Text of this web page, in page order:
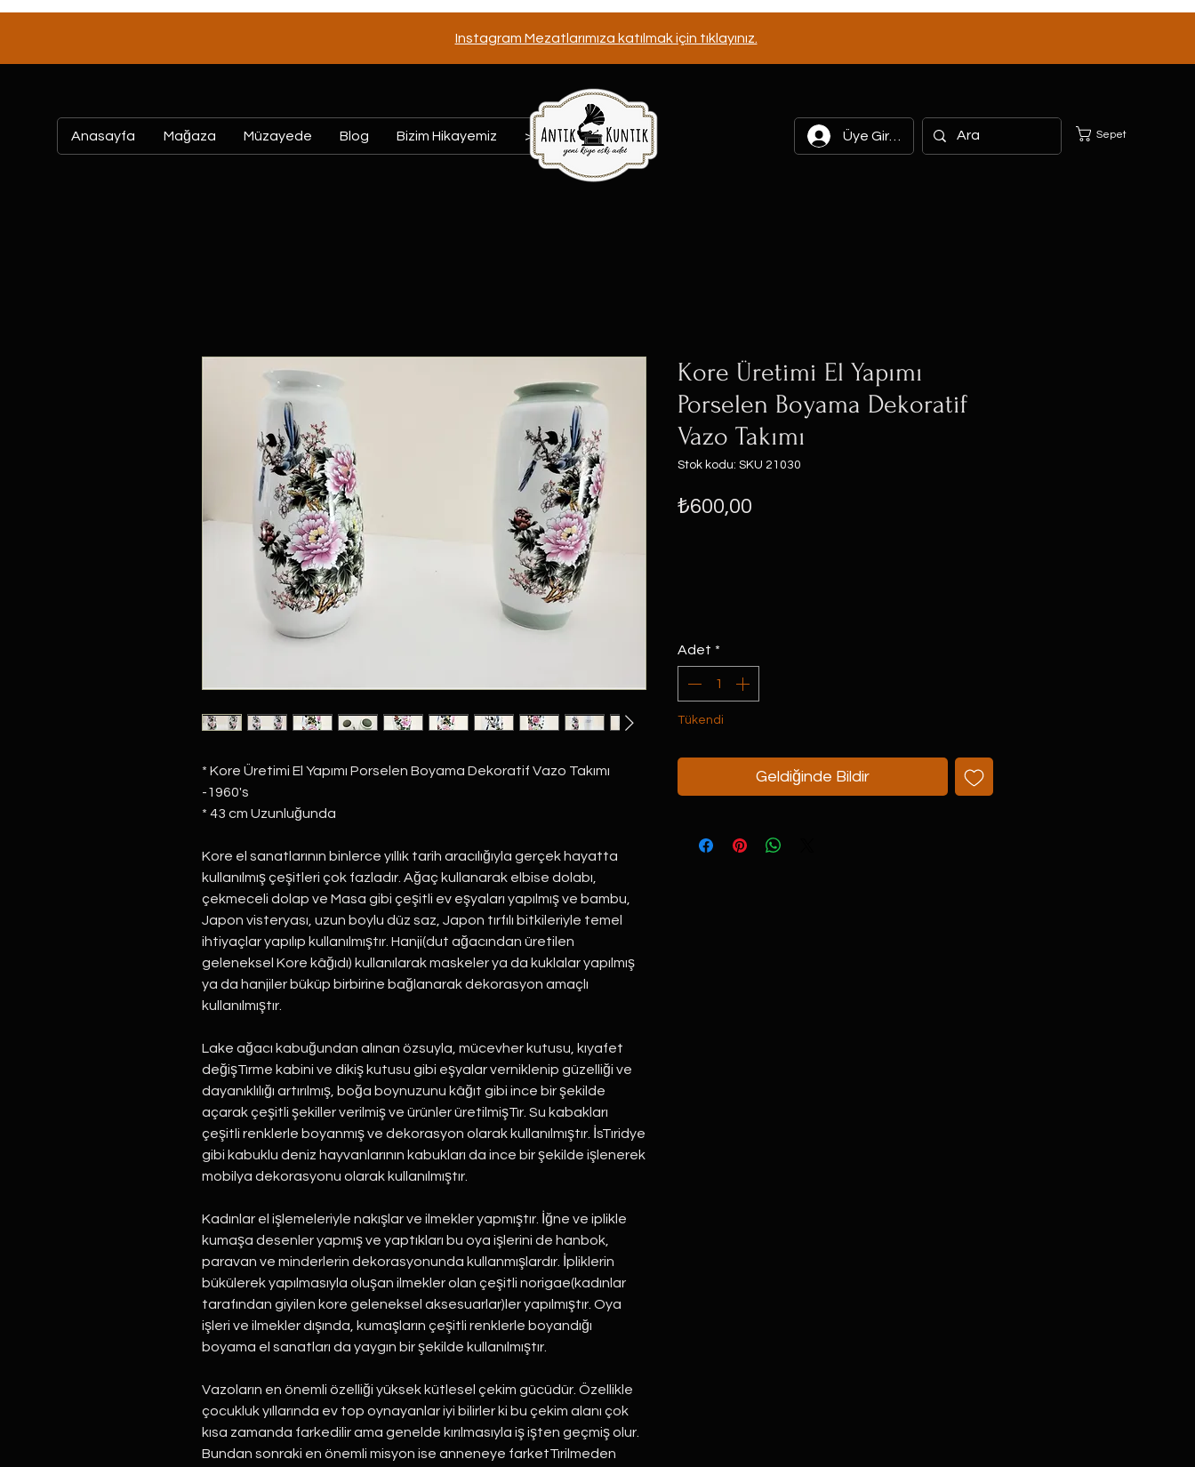
Instagram Mezatlarımıza katılmak için tıklayınız.
Anasayfa Mağaza Müzayede Blog Bizim Hikayemiz >>> Üye Girişi Sepet
* Kore Üretimi El Yapımı Porselen Boyama Dekoratif Vazo Takımı
-1960's
* 43 cm Uzunluğunda
Kore el sanatlarının binlerce yıllık tarih aracılığıyla gerçek hayatta
kullanılmış çeşitleri çok fazladır. Ağaç kullanarak elbise dolabı,
çekmeceli dolap ve Masa gibi çeşitli ev eşyaları yapılmış ve bambu,
Japon visteryası, uzun boylu düz saz, Japon tırfılı bitkileriyle temel
ihtiyaçlar yapılıp kullanılmıştır. Hanji(dut ağacından üretilen
geleneksel Kore kâğıdı) kullanılarak maskeler ya da kuklalar yapılmış
ya da hanjiler büküp birbirine bağlanarak dekorasyon amaçlı
kullanılmıştır.
Lake ağacı kabuğundan alınan özsuyla, mücevher kutusu, kıyafet
değişTırme kabini ve dikiş kutusu gibi eşyalar verniklenip güzelliği ve
dayanıklılığı artırılmış, boğa boynuzunu kâğıt gibi ince bir şekilde
açarak çeşitli şekiller verilmiş ve ürünler üretilmişTır. Su kabakları
çeşitli renklerle boyanmış ve dekorasyon olarak kullanılmıştır. İsTıridye
gibi kabuklu deniz hayvanlarının kabukları da ince bir şekilde işlenerek
mobilya dekorasyonu olarak kullanılmıştır.
Kadınlar el işlemeleriyle nakışlar ve ilmekler yapmıştır. İğne ve iplikle
kumaşa desenler yapmış ve yaptıkları bu oya işlerini de hanbok,
paravan ve minderlerin dekorasyonunda kullanmışlardır. İpliklerin
bükülerek yapılmasıyla oluşan ilmekler olan çeşitli norigae(kadınlar
tarafından giyilen kore geleneksel aksesuarlar)ler yapılmıştır. Oya
işleri ve ilmekler dışında, kumaşların çeşitli renklerle boyandığı
boyama el sanatları da yaygın bir şekilde kullanılmıştır.
Vazoların en önemli özelliği yüksek kütlesel çekim gücüdür. Özellikle
çocukluk yıllarında ev top oynayanlar iyi bilirler ki bu çekim alanı çok
kısa zamanda farkedilir ama genelde kırılmasıyla iş işten geçmiş olur.
Bundan sonraki en önemli misyon ise anneneye farketTırilmeden
Kore Üretimi El Yapımı
Porselen Boyama Dekoratif
Vazo Takımı
Stok kodu: SKU 21030
₺600,00
Adet *
Tükendi
Geldiğinde Bildir